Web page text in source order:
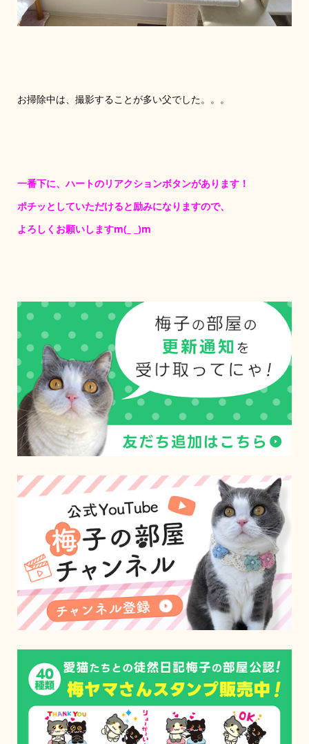
お掃除中は、撮影することが多い父でした。。。
一番下に、ハートのリアクションボタンがあります！
ポチッとしていただけると励みになりますので、
よろしくお願いしますm(_ _)m